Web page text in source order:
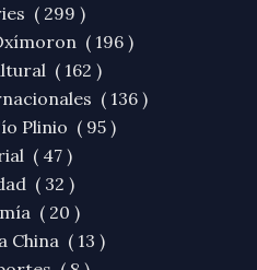
( 299 )
( 196 )
( 162 )
( 136 )
Plinio ( 95 )
( 47 )
( 32 )
( 20 )
China ( 13 )